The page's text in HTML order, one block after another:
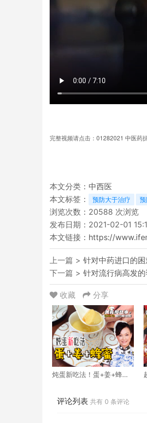
完整视频请点击： 01282021 中医药
本文分类： 中西医
本文标签：
预防大于治疗
浏览次数： 20588 次浏览
发布日期：2021-02-01
本文链接： https://
上一篇 > 针对中药进口的
下一篇 > 针对流行病高发
收藏 分享
炖蛋新吃法！蛋+姜+蜂蜜
评论列表 共有 0 条评论